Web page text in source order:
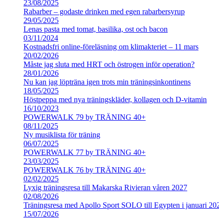
23/08/2025
Rabarber – godaste drinken med egen rabarbersyrup
29/05/2025
Lenas pasta med tomat, basilika, ost och bacon
03/11/2024
Kostnadsfri online-föreläsning om klimakteriet – 11 mars
20/02/2026
Måste jag sluta med HRT och östrogen inför operation?
28/01/2026
Nu kan jag löpträna igen trots min träningsinkontinens
18/05/2025
Höstpeppa med nya träningskläder, kollagen och D-vitamin
16/10/2023
POWERWALK 79 by TRÄNING 40+
08/11/2025
Ny musiklista för träning
06/07/2025
POWERWALK 77 by TRÄNING 40+
23/03/2025
POWERWALK 76 by TRÄNING 40+
02/02/2025
Lyxig träningsresa till Makarska Rivieran våren 2027
02/08/2026
Träningsresa med Apollo Sport SOLO till Egypten i januari
15/07/2026